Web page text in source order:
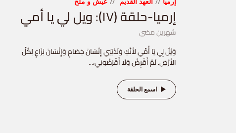
إرميا-حلقة (١٧): ويل لي يا أمي
شهرين مضى
وَيْلٌ لِي يَا أُمِّي لأَنَّكِ وَلَدْتِنِي إِنْسَانَ خِصَامٍ وَإِنْسَانَ نِزَاعٍ لِكُلِّ
الأَرْضِ. لَمْ أَقْرِضْ وَلَا أَقْرَضُونِي،...
اسمع الحلقة